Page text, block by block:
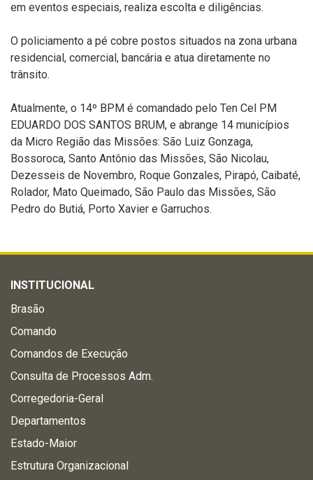
em eventos especiais, realiza escolta e diligências.
O policiamento a pé cobre postos situados na zona urbana
residencial, comercial, bancária e atua diretamente no
trânsito.
Atualmente, o 14º BPM é comandado pelo Ten Cel PM
EDUARDO DOS SANTOS BRUM, e abrange 14 municípios
da Micro Região das Missões: São Luiz Gonzaga,
Bossoroca, Santo Antônio das Missões, São Nicolau,
Dezesseis de Novembro, Roque Gonzales, Pirapó, Caibaté,
Rolador, Mato Queimado, São Paulo das Missões, São
Pedro do Butiá, Porto Xavier e Garruchos.
INSTITUCIONAL
Brasão
Comando
Comandos de Execução
Consulta de Processos Adm.
Corregedoria-Geral
Departamentos
Estado-Maior
Estrutura Organizacional